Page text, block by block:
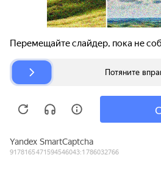
Авторазборки
© bibinet.ru - система
Copyright 2010-2026 Все